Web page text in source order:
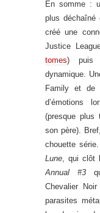
En somme :
plus déchaîné
créé une
Justice
tomes) puis
dynamique.
Family et de
d’émotions
(presque plus
son père).
chouette
Lune, qui clôt
Annual #3
Chevalier
parasites